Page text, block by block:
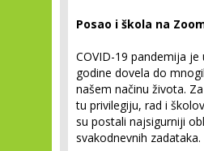
Posao i škola na
COVID-19 pandemija
godine dovela do
našem načinu života.
tu privilegiju, rad i
su postali najsigurniji
svakodnevnih zadataka.